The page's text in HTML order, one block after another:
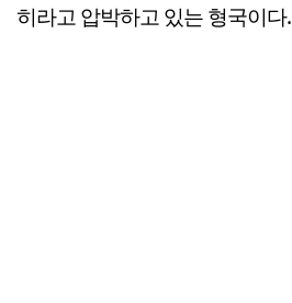
히라고 압박하고 있는 형국이다.